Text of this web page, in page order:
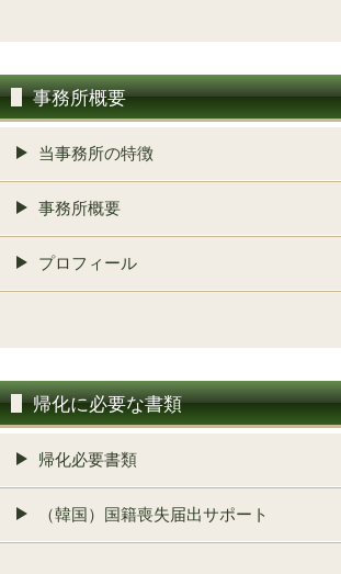
事務所概要
当事務所の特徴
事務所概要
プロフィール
帰化に必要な書類
帰化必要書類
（韓国）国籍喪失届出サポート